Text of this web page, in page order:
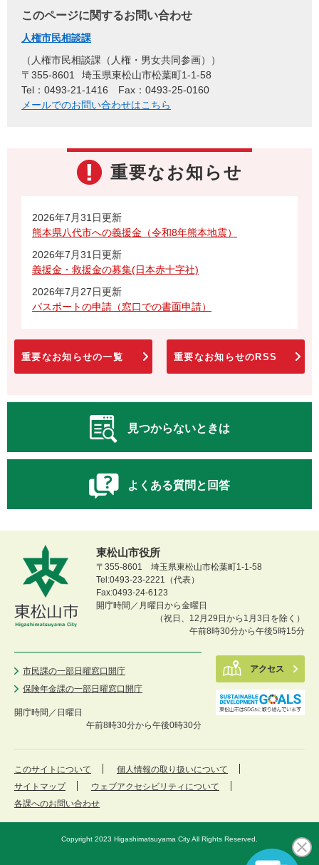
このページに関するお問い合わせ
人権市民相談課
人権市民相談課（人権・男女共同参画）
〒355-8601
埼玉県東松山市松葉町1-1-58
Tel：0493-21-1416
Fax：0493-25-0160
メールでのお問い合わせはこちら
重要なお知らせ
2026年7月31日更新
熊本県八代市への義援金（令和8年熊本地震）
2026年7月31日更新
義援金・救援金の募集(日本赤十字社)
2026年7月27日更新
パスポートの申請（窓口での書面申請）
重要なお知らせの一覧 重要なお知らせのRSS
見つからないときは
よくある質問と回答
東松山市役所
〒355-8601 埼玉県東松山市松葉町1-1-58
Tel:0493-23-2221（代表）
Fax:0493-24-6123
開庁時間／月曜日から金曜日
（祝日、12月29日から1月3日を除く）
午前8時30分から午後5時15分
市民課の一部日曜窓口開庁
保険年金課の一部日曜窓口開庁
開庁時間／ 日曜日
午前8時30分から午後0時30分
アクセス
このサイトについて
個人情報の取り扱いについて
サイトマップ
ウェブアクセシビリティについて
各課へのお問い合わせ
Copyright 2023 Higashimatsuyama City All Rights Reserved.